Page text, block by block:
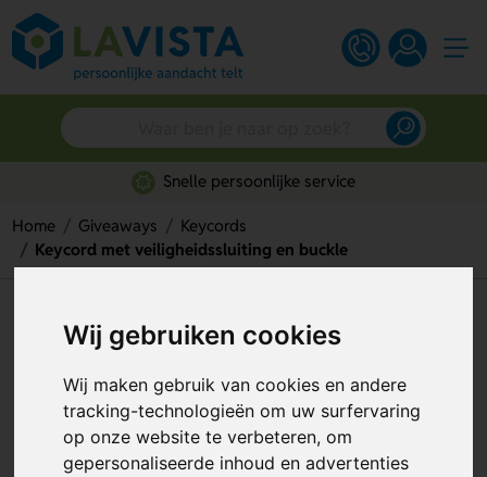
Wij gebruiken cookies
Wij maken gebruik van cookies en andere
tracking-technologieën om uw surfervaring
op onze website te verbeteren, om
gepersonaliseerde inhoud en advertenties
Snelle persoonlijke service
Home Giveaways
Keycords
Keycord met veiligheidssluiting en buckle
Keycord met veiligheidssluiting
en buckle
Artikelnummer: 317294
Custom made